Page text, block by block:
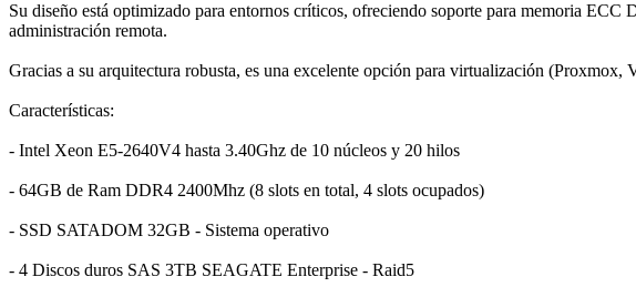
Su diseño está optimizado para entornos críticos, ofreciendo soporte para memoria
administración remota.
Gracias a su arquitectura robusta, es una excelente opción para virtualización
Características:
- Intel Xeon E5-2640V4 hasta 3.40Ghz de 10 núcleos y 20 hilos
- 64GB de Ram DDR4 2400Mhz (8 slots en total, 4 slots ocupados)
- SSD SATADOM 32GB - Sistema operativo
- 4 Discos duros SAS 3TB SEAGATE Enterprise - Raid5